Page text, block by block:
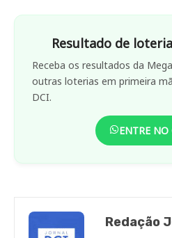
Resultado de
Receba os resultados da
outras loterias em primeira
DCI.
ENTRE NO
Redação